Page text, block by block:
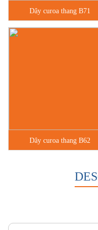
Dây curoa thang B71
Dây curoa thang B62